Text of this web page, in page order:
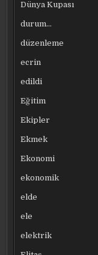
Dünya Kupası
durum…
düzenleme
ecrin
edildi
Eğitim
Ekipler
Ekmek
Ekonomi
ekonomik
elde
ele
elektrik